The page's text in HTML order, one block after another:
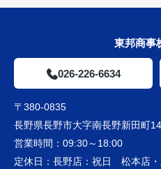
東邦商事
026-226-6634
〒380-0835
長野県長野市大字南長野新田町
営業時間： 09:30～18:00
定休日： 長野店：祝日 松本店